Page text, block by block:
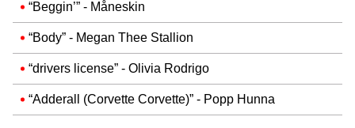
“Beggin’” - Måneskin
“Body” - Megan Thee Stallion
“drivers license” - Olivia Rodrigo
“Adderall (Corvette Corvette)” - Popp Hunna